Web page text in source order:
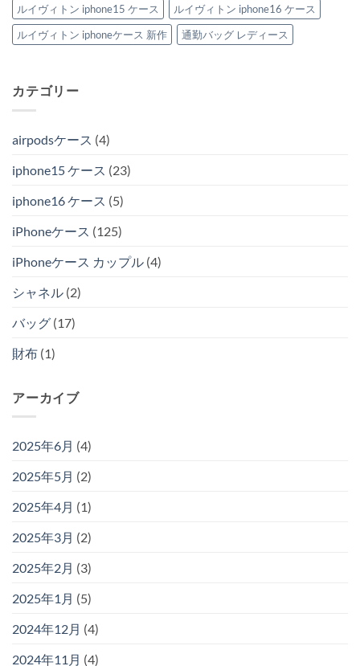
ルイヴィトン iphone15 ケース
ルイヴィトン iphone16 ケース
ルイヴィトン iphoneケース 新作
通勤バッグ レディース
カテゴリー
airpodsケース (4)
iphone15 ケース (23)
iphone16 ケース (5)
iPhoneケース (125)
iPhoneケース カップル (4)
シャネル (2)
バッグ (17)
財布 (1)
アーカイブ
2025年6月 (4)
2025年5月 (2)
2025年4月 (1)
2025年3月 (2)
2025年2月 (3)
2025年1月 (5)
2024年12月 (4)
2024年11月 (4)